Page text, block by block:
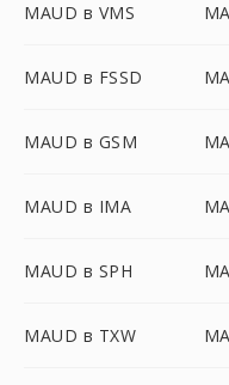
MAUD в VMS
MAUD в FSSD
MAUD в GSM
MAUD в IMA
MAUD в SPH
MAUD в TXW